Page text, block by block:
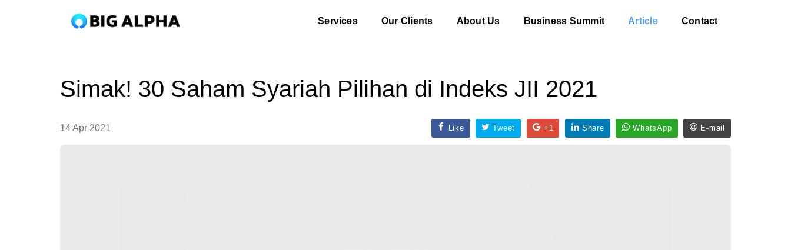
Services Our Clients About Us Business Summit Article Contact
Simak! 30 Saham Syariah Pilihan di Indeks JII 2021
14 Apr 2021 Like Tweet +1 Share WhatsApp E-mail